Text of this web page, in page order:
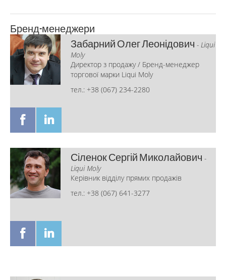
Бренд-менеджери
Забарний Олег Леонідович - Liqui
Moly
Директор з продажу / Бренд-менеджер
торгової марки Liqui Moly
тел.: +38 (067) 234-2280
Сіленок Сергій Миколайович -
Liqui Moly
Керівник відділу прямих продажів
тел.: +38 (067) 641-3277